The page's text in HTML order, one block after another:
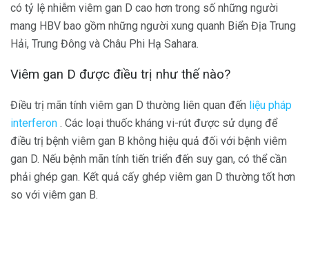
có tỷ lệ nhiễm viêm gan D cao hơn trong số những người
mang HBV bao gồm những người xung quanh Biển Địa Trung
Hải, Trung Đông và Châu Phi Hạ Sahara.
Viêm gan D được điều trị như thế nào?
Điều trị mãn tính viêm gan D thường liên quan đến liệu pháp
interferon . Các loại thuốc kháng vi-rút được sử dụng để
điều trị bệnh viêm gan B không hiệu quả đối với bệnh viêm
gan D. Nếu bệnh mãn tính tiến triển đến suy gan, có thể cần
phải ghép gan. Kết quả cấy ghép viêm gan D thường tốt hơn
so với viêm gan B.